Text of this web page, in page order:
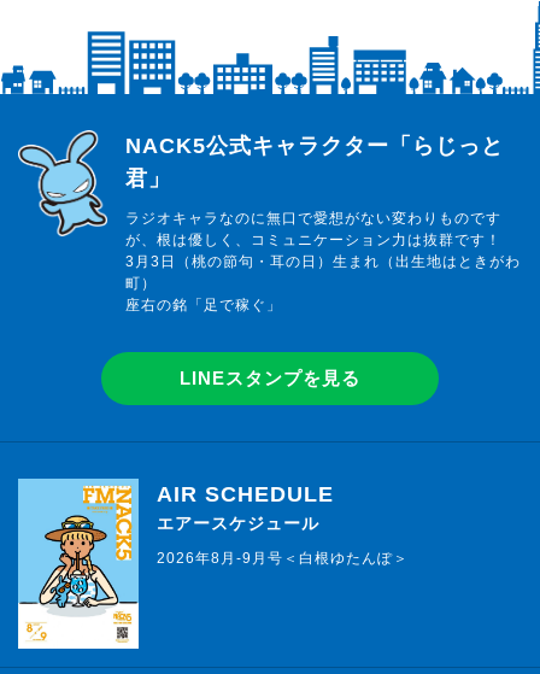
らじっと君
NACK5公式キャラクター「らじっと
君」
ラジオキャラなのに無口で愛想がない変わりものです
が、根は優しく、コミュニケーション力は抜群です！
3月3日（桃の節句・耳の日）生まれ（出生地はときがわ
町）
座右の銘「足で稼ぐ」
LINEスタンプを見る
AIR SCHEDULE
エアースケジュール
2026年8月-9月号＜白根ゆたんぽ＞